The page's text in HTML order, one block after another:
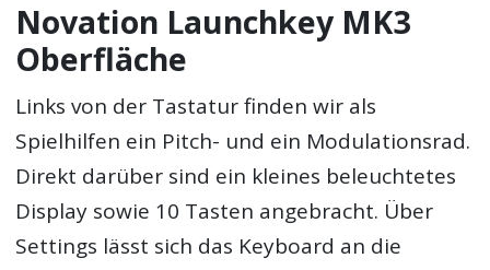
Novation Launchkey MK3
Oberfläche
Links von der Tastatur finden wir als
Spielhilfen ein Pitch- und ein Modulationsrad.
Direkt darüber sind ein kleines beleuchtetes
Display sowie 10 Tasten angebracht. Über
Settings lässt sich das Keyboard an die